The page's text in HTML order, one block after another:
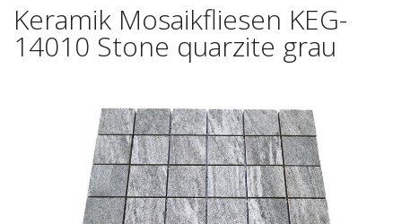
Keramik Mosaikfliesen KEG-
14010 Stone quarzite grau